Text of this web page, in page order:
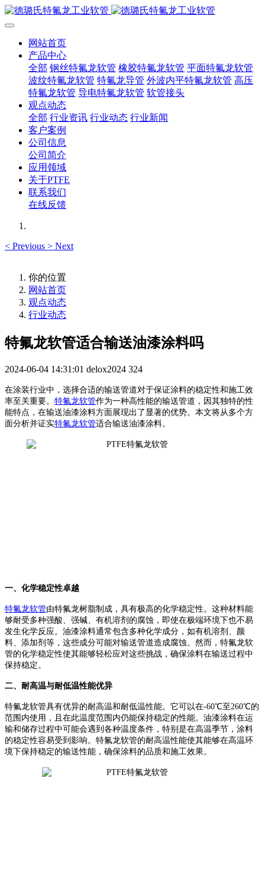
网站首页
产品中心
全部 钢丝特氟龙软管 橡胶特氟龙软管 平面特氟龙软管
波纹特氟龙软管 特氟龙导管 外波内平特氟龙软管 高压
特氟龙软管 导电特氟龙软管 软管接头
观点动态
全部 行业资讯 行业动态 行业新闻
客户案例
公司信息
公司简介
应用领域
关于PTFE
联系我们
在线反馈
< Previous > Next
你的位置
网站首页
观点动态
行业动态
特氟龙软管适合输送油漆涂料吗
2024-06-04 14:31:01 delox2024 324
在涂装行业中，选择合适的输送管道对于保证涂料的稳定性和施工效
率至关重要。 特氟龙软管作为一种高性能的输送管道，因其独特的性
能特点，在输送油漆涂料方面展现出了显著的优势。本文将从多个方
面分析并证实特氟龙软管适合输送油漆涂料。
一、化学稳定性卓越
特氟龙软管由特氟龙树脂制成，具有极高的化学稳定性。这种材料能
够耐受多种强酸、强碱、有机溶剂的腐蚀，即使在极端环境下也不易
发生化学反应。油漆涂料通常包含多种化学成分，如有机溶剂、颜
料、添加剂等，这些成分可能对输送管道造成腐蚀。然而，特氟龙软
管的化学稳定性使其能够轻松应对这些挑战，确保涂料在输送过程中
保持稳定。
二、耐高温与耐低温性能优异
特氟龙软管具有优异的耐高温和耐低温性能。它可以在-60℃至260℃的
范围内使用，且在此温度范围内仍能保持稳定的性能。油漆涂料在运
输和储存过程中可能会遇到各种温度条件，特别是在高温季节，涂料
的稳定性容易受到影响。特氟龙软管的耐高温性能使其能够在高温环
境下保持稳定的输送性能，确保涂料的品质和施工效果。